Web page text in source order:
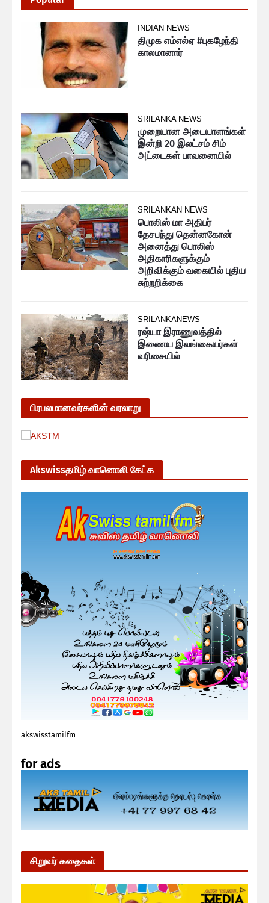
INDIAN NEWS
திமுக எம்எல்ஏ #புகழேந்தி
காலமானார்
SRILANKA NEWS
முறையான அடையாளங்கள்
இன்றி 20 இலட்சம் சிம்
அட்டைகள் பாவனையில்
SRILANKAN NEWS
பொலிஸ் மா அதிபர்
தேசபந்து தென்னகோன்
அனைத்து பொலிஸ்
அதிகாரிகளுக்கும்
அறிவிக்கும் வகையில் புதிய
சுற்றறிக்கை
SRILANKANEWS
ரஷ்யா இராணுவத்தில்
இணைய இலங்கையர்கள்
வரிசையில்
பிரபலமானவர்களின் வரலாறு
Akswissதமிழ் வானொலி கேட்க
akswisstamilfm
for ads
சிறுவர் கதைகள்